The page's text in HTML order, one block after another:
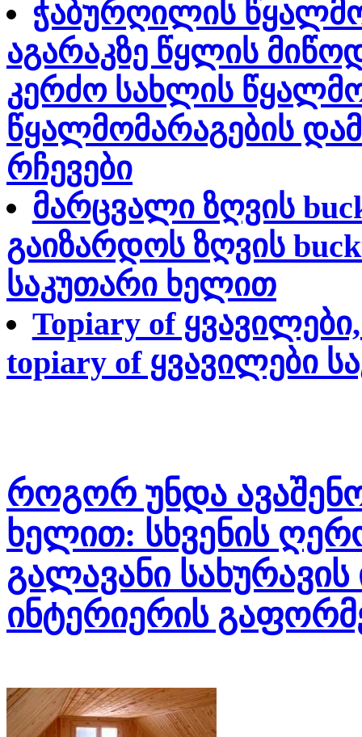
ჭაბურღილის
აგარაკზე წყლის
კერძო სახლის
წყალმომარაგების
რჩევები
მარცვალი ზღვის
გაიზარდოს ზღვის
საკუთარი ხელით
Topiary of
topiary of ყვავილები
როგორ უნდა
ხელით: სხვენის
გალავანი
ინტერიერის